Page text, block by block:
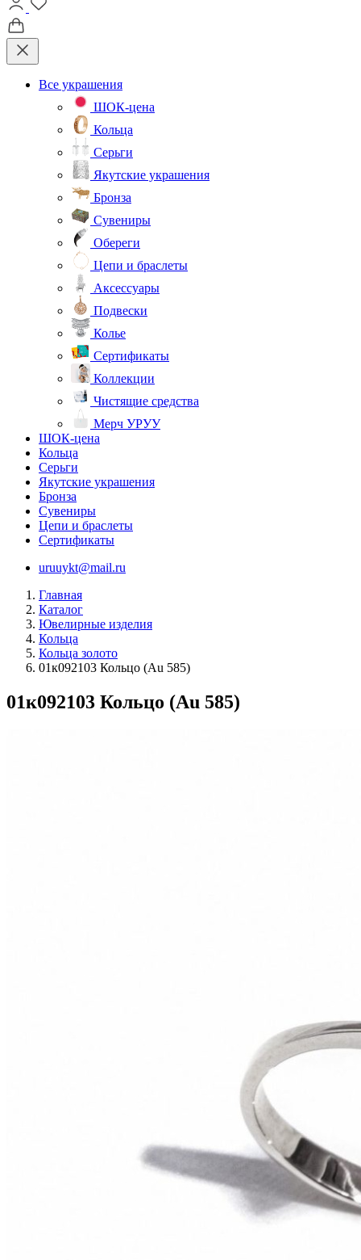
Все украшения
ШОК-цена
Кольца
Серьги
Якутские украшения
Бронза
Сувениры
Обереги
Цепи и браслеты
Аксессуары
Подвески
Колье
Сертификаты
Коллекции
Чистящие средства
Мерч УРУУ
ШОК-цена
Кольца
Серьги
Якутские украшения
Бронза
Сувениры
Цепи и браслеты
Сертификаты
uruuykt@mail.ru
Главная
Каталог
Ювелирные изделия
Кольца
Кольца золото
01к092103 Кольцо (Au 585)
01к092103 Кольцо (Au 585)